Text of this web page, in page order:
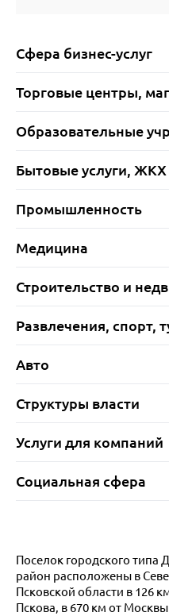
Сфера бизнес-услуг
Торговые центры,
Образовательные
Бытовые услуги, ЖКХ
Промышленность
Медицина
Строительство и
Развлечения, спорт,
Авто
Структуры власти
Услуги для компаний
Социальная сфера
Поселок городского типа
район расположены в
Псковской области в 126
Пскова, в 670 км от